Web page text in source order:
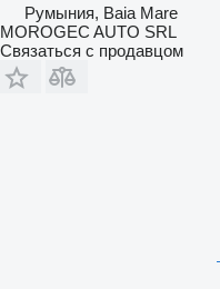
Румыния, Baia Mare
MOROGEC AUTO SRL
Связаться с продавцом